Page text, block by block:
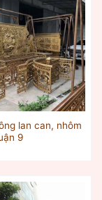
lan can, nhôm
9